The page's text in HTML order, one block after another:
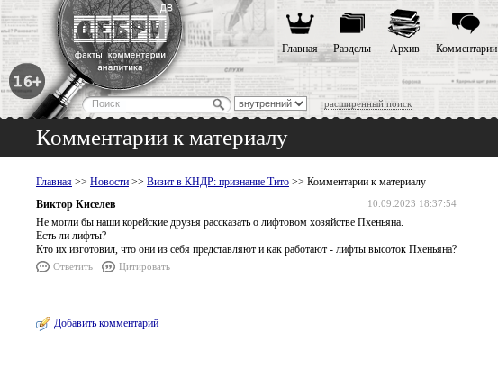
расширенный поиск
Главная Разделы Архив Комментарии
Комментарии к материалу
Главная >> Новости >> Визит в КНДР: признание Тито >> Комментарии к материалу
10.09.2023 18:37:54
Виктор Киселев
Не могли бы наши корейские друзья рассказать о лифтовом хозяйстве Пхеньяна.
Есть ли лифты?
Кто их изготовил, что они из себя представляют и как работают - лифты высоток Пхеньяна?
Ответить Цитировать
Добавить комментарий